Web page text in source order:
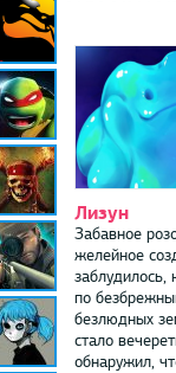
Лизун
Забавное
желейное
заблудилось,
по
безлюдных
стало
обнаружил,